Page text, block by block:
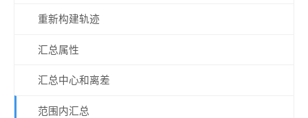
重新构建轨迹
汇总属性
汇总中心和离差
范围内汇总